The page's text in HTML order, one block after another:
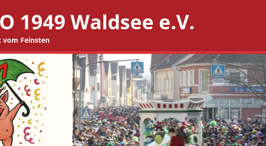
1949 Waldsee e.V.
vom Feinsten